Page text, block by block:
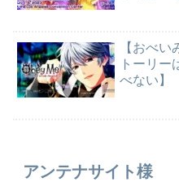
【おべ
トーリー
べない】
アンテナサイト様